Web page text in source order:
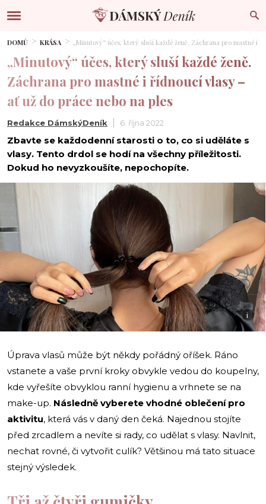
DOMŮ KRÁSA „Minutový“ účes, který sluší každé ženě. Záchrana pro mastné i
„Minutový“ účes, který sluší každé ženě.
Záchrana pro mastné i řídnoucí vlasy –⁠
ať už do práce nebo na ples
Redakce DámskýDeník 6. října 2022
Zbavte se každodenní starosti o to, co si uděláte s
vlasy. Tento drdol se hodí na všechny příležitosti.
Dokud ho nevyzkoušíte, nepochopíte.
i
Úprava vlasů může být někdy pořádný oříšek. Ráno
vstanete a vaše první kroky obvykle vedou do koupelny,
kde vyřešíte obvyklou ranní hygienu a vrhnete se na
make-up. Následně vyberete vhodné oblečení pro
aktivitu, která vás v daný den čeká. Najednou stojíte
před zrcadlem a nevíte si rady, co udělat s vlasy. Navlnit,
nechat rovné, či vytvořit culík? Většinou má tato situace
stejný výsledek.